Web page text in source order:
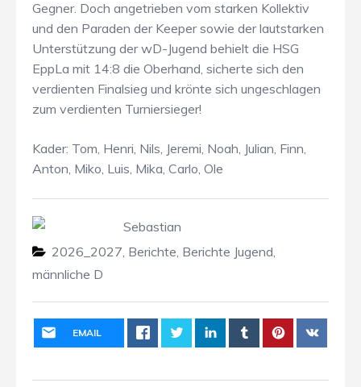
Gegner. Doch angetrieben vom starken Kollektiv
und den Paraden der Keeper sowie der lautstarken
Unterstützung der wD-Jugend behielt die HSG
EppLa mit 14:8 die Oberhand, sicherte sich den
verdienten Finalsieg und krönte sich ungeschlagen
zum verdienten Turniersieger!
Kader: Tom, Henri, Nils, Jeremi, Noah, Julian, Finn,
Anton, Miko, Luis, Mika, Carlo, Ole
Sebastian
2026_2027, Berichte, Berichte Jugend,
männliche D
EMAIL